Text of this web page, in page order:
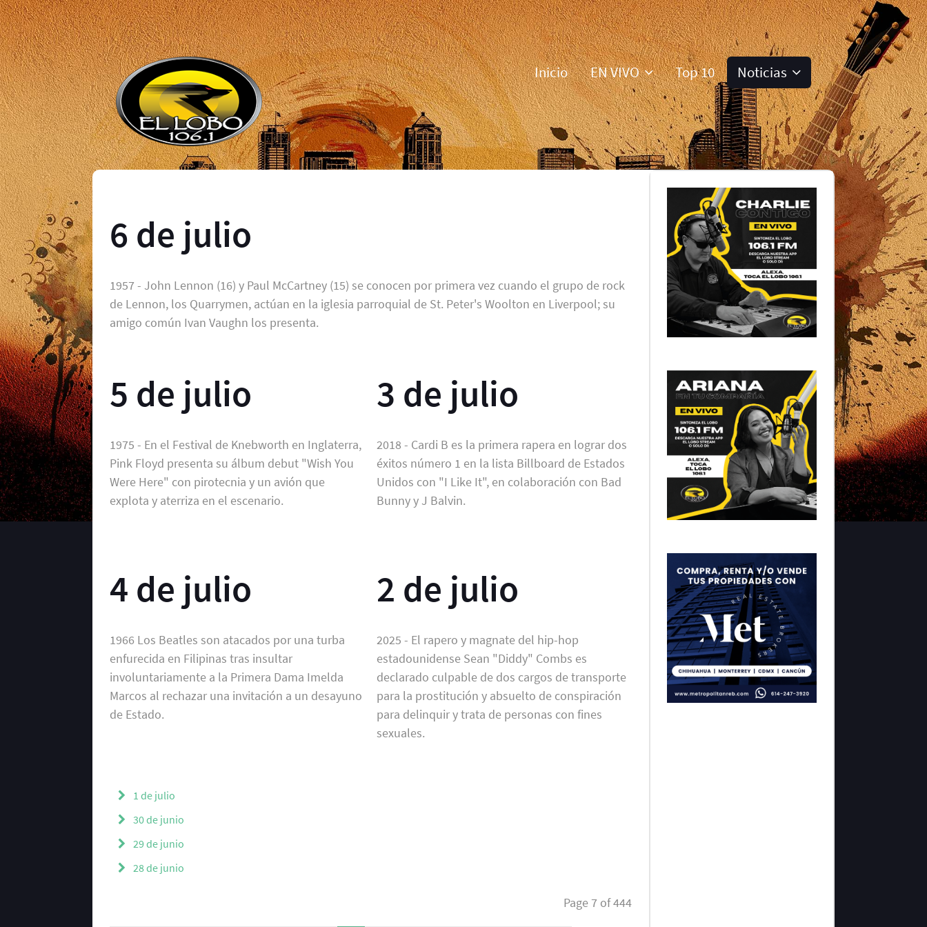
Inicio EN VIVO Top 10 Noticias
6 de julio
1957 - John Lennon (16) y Paul McCartney (15) se conocen por primera vez cuando el grupo de rock
de Lennon, los Quarrymen, actúan en la iglesia parroquial de St. Peter's Woolton en Liverpool; su
amigo común Ivan Vaughn los presenta.
5 de julio
1975 - En el Festival de Knebworth en Inglaterra,
Pink Floyd presenta su álbum debut "Wish You
Were Here" con pirotecnia y un avión que
explota y aterriza en el escenario.
3 de julio
2018 - Cardi B es la primera rapera en lograr dos
éxitos número 1 en la lista Billboard de Estados
Unidos con "I Like It", en colaboración con Bad
Bunny y J Balvin.
4 de julio
1966 Los Beatles son atacados por una turba
enfurecida en Filipinas tras insultar
involuntariamente a la Primera Dama Imelda
Marcos al rechazar una invitación a un desayuno
de Estado.
2 de julio
2025 - El rapero y magnate del hip-hop
estadounidense Sean "Diddy" Combs es
declarado culpable de dos cargos de transporte
para la prostitución y absuelto de conspiración
para delinquir y trata de personas con fines
sexuales.
1 de julio
30 de junio
29 de junio
28 de junio
Page 7 of 444